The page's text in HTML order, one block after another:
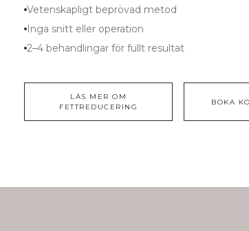
Vetenskapligt beprövad metod
Inga snitt eller operation
2–4 behandlingar för fullt resultat
LÄS MER OM
FETTREDUCERING
BOKA